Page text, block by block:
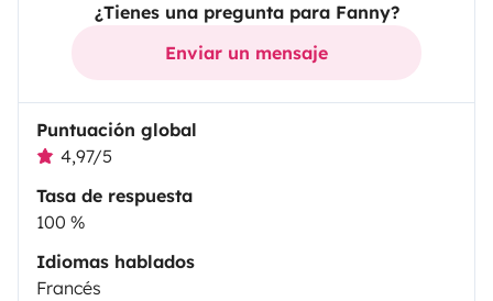
¿Tienes una pregunta para Fanny?
Enviar un mensaje
Puntuación global
4,97/5
Tasa de respuesta
100 %
Idiomas hablados
Francés